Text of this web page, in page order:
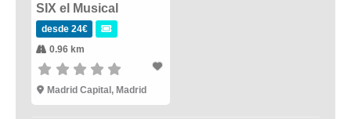
SIX el Musical
desde 24€
0.96 km
Madrid Capital, Madrid